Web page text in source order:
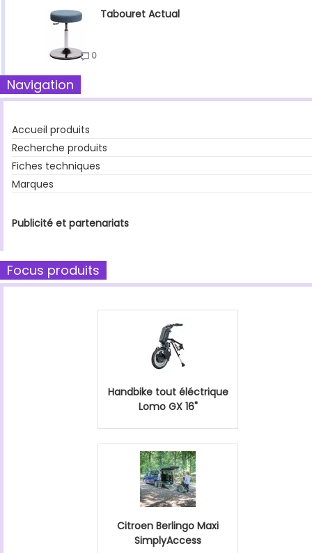
Tabouret Actual
0
Navigation
Accueil produits
Recherche produits
Fiches techniques
Marques
Publicité et partenariats
Focus produits
Handbike tout éléctrique
Lomo GX 16"
Citroen Berlingo Maxi
SimplyAccess